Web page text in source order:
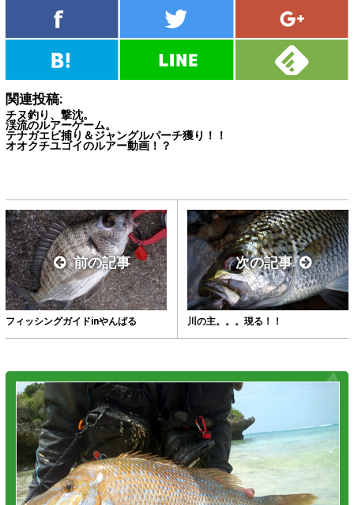
関連投稿:
チヌ釣り、撃沈。
渓流のルアーゲーム。
テナガエビ捕り＆ジャングルパーチ獲り！！
オオクチユゴイのルアー動画！？
前の記事
フィッシングガイドinやんばる
次の記事
川の主。。。現る！！